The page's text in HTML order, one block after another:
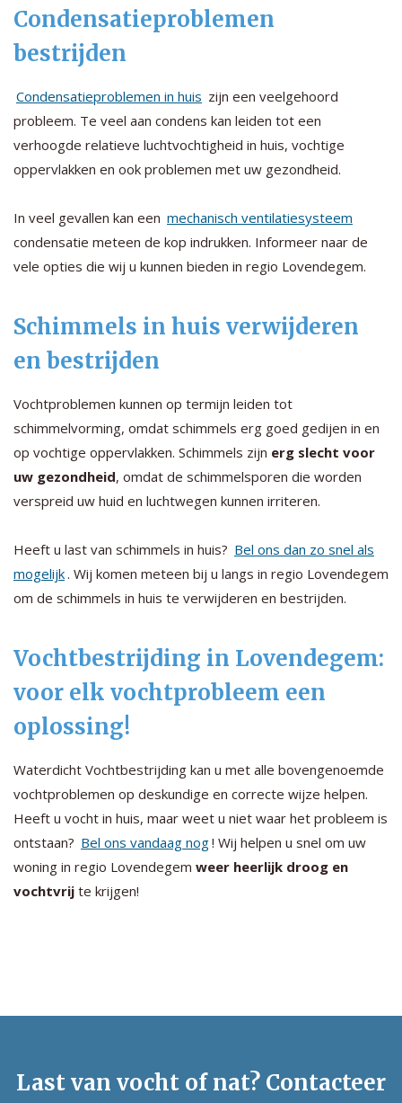
Condensatieproblemen
bestrijden
Condensatieproblemen in huis zijn een veelgehoord
probleem. Te veel aan condens kan leiden tot een
verhoogde relatieve luchtvochtigheid in huis, vochtige
oppervlakken en ook problemen met uw gezondheid.
In veel gevallen kan een mechanisch ventilatiesysteem
condensatie meteen de kop indrukken. Informeer naar de
vele opties die wij u kunnen bieden in regio Lovendegem.
Schimmels in huis verwijderen
en bestrijden
Vochtproblemen kunnen op termijn leiden tot
schimmelvorming, omdat schimmels erg goed gedijen in en
op vochtige oppervlakken. Schimmels zijn erg slecht voor
uw gezondheid, omdat de schimmelsporen die worden
verspreid uw huid en luchtwegen kunnen irriteren.
Heeft u last van schimmels in huis? Bel ons dan zo snel als
mogelijk . Wij komen meteen bij u langs in regio Lovendegem
om de schimmels in huis te verwijderen en bestrijden.
Vochtbestrijding in Lovendegem:
voor elk vochtprobleem een
oplossing!
Waterdicht Vochtbestrijding kan u met alle bovengenoemde
vochtproblemen op deskundige en correcte wijze helpen.
Heeft u vocht in huis, maar weet u niet waar het probleem is
ontstaan? Bel ons vandaag nog! Wij helpen u snel om uw
woning in regio Lovendegem weer heerlijk droog en
vochtvrij te krijgen!
Last van vocht of nat? Contacteer